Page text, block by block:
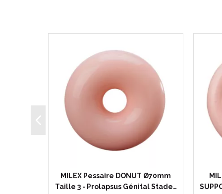
MILEX Pessaire DONUT Ø70mm
Taille 3 - Prolapsus Génital Stade…